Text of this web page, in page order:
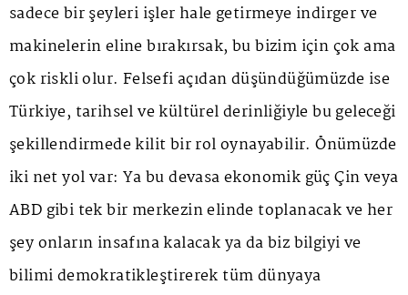
sadece bir şeyleri işler hale getirmeye indirger ve
makinelerin eline bırakırsak, bu bizim için çok ama
çok riskli olur. Felsefi açıdan düşündüğümüzde ise
Türkiye, tarihsel ve kültürel derinliğiyle bu geleceği
şekillendirmede kilit bir rol oynayabilir. Önümüzde
iki net yol var: Ya bu devasa ekonomik güç Çin veya
ABD gibi tek bir merkezin elinde toplanacak ve her
şey onların insafına kalacak ya da biz bilgiyi ve
bilimi demokratikleştirerek tüm dünyaya